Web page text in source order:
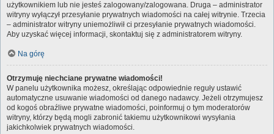
użytkownikiem lub nie jesteś zalogowany/zalogowana. Druga – administrator
witryny wyłączył przesyłanie prywatnych wiadomości na całej witrynie. Trzecia
– administrator witryny uniemożliwił ci przesyłanie prywatnych wiadomości.
Aby uzyskać więcej informacji, skontaktuj się z administratorem witryny.
Na górę
Otrzymuję niechciane prywatne wiadomości!
W panelu użytkownika możesz, określając odpowiednie reguły ustawić
automatyczne usuwanie wiadomości od danego nadawcy. Jeżeli otrzymujesz
od kogoś obraźliwe prywatne wiadomości, poinformuj o tym moderatorów
witryny, którzy będą mogli zabronić takiemu użytkownikowi wysyłania
jakichkolwiek prywatnych wiadomości.